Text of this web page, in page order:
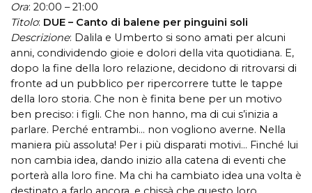
Ora: 20:00 – 21:00
Titolo: DUE – Canto di balene per pinguini soli
Descrizione: Dalila e Umberto si sono amati per alcuni
anni, condividendo gioie e dolori della vita quotidiana. E,
dopo la fine della loro relazione, decidono di ritrovarsi di
fronte ad un pubblico per ripercorrere tutte le tappe
della loro storia. Che non è finita bene per un motivo
ben preciso: i figli. Che non hanno, ma di cui s’inizia a
parlare. Perché entrambi… non vogliono averne. Nella
maniera più assoluta! Per i più disparati motivi… Finché lui
non cambia idea, dando inizio alla catena di eventi che
porterà alla loro fine. Ma chi ha cambiato idea una volta è